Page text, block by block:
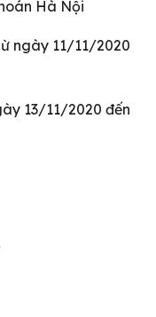
Hà Nội
ngày 11/11/2020
13/11/2020 đến